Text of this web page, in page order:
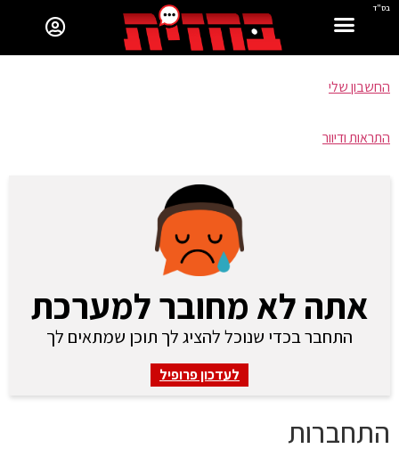
בס"ד
החשבון שלי
התראות ודיוור
אתה לא מחובר למערכת
התחבר בכדי שנוכל להציג לך תוכן שמתאים לך
לעדכון פרופיל
התחברות